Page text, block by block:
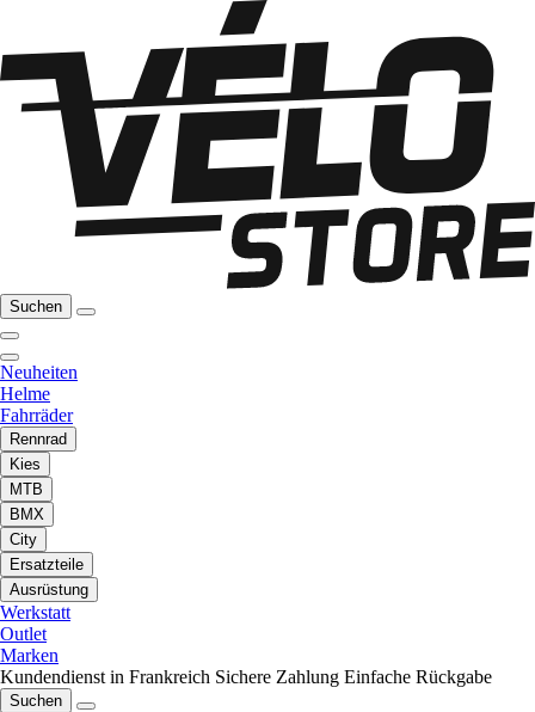
Suchen
Neuheiten
Helme
Fahrräder
Rennrad
Kies
MTB
BMX
City
Ersatzteile
Ausrüstung
Werkstatt
Outlet
Marken
Kundendienst in Frankreich Sichere Zahlung Einfache Rückgabe
Suchen